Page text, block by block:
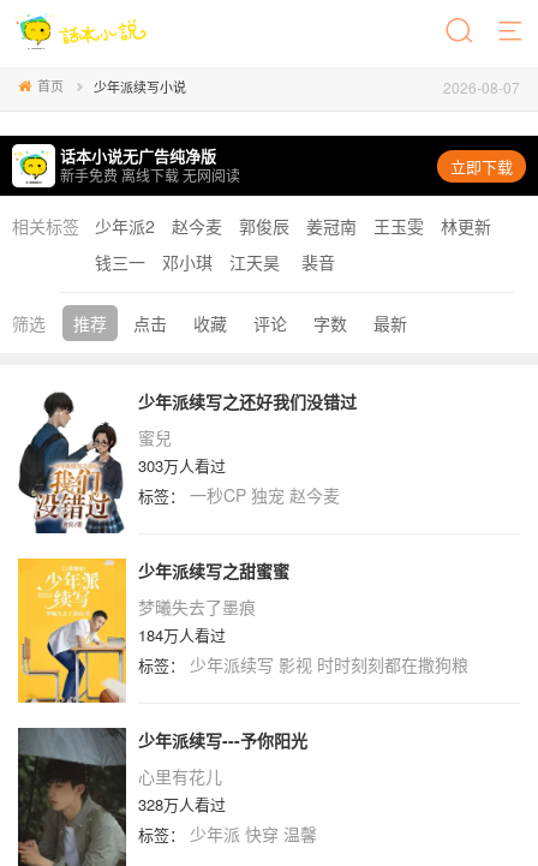
首页 少年派续写小说 2026-08-07
话本小说无广告纯净版
新手免费 离线下载 无网阅读 立即下载
相关标签 少年派2 赵今麦 郭俊辰 姜冠南 王玉雯
林更新
钱三一
邓小琪 江天昊 裴音
筛选 推荐 点击 收藏 评论 字数 最新
少年派续写之还好我们没错过
蜜兒
303万人看过
标签： 一秒CP 独宠 赵今麦
少年派续写之甜蜜蜜
梦曦失去了墨痕
184万人看过
标签： 少年派续写 影视 时时刻刻都在撒狗粮
少年派续写---予你阳光
心里有花儿
328万人看过
标签： 少年派 快穿 温馨